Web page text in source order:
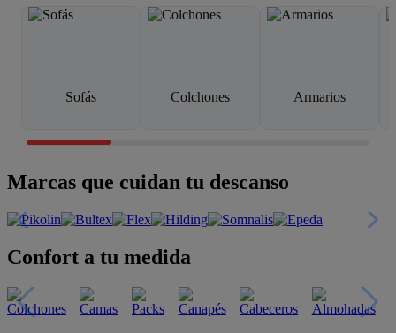
Sofás Colchones Armarios
Marcas que cuidan tu descanso
Confort a tu medida